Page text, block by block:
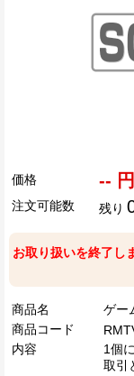
価格 -- 円
注文可能数 残り
お取り扱いを終了し
商品名
ゲー
商品コード
内容
1個
取引